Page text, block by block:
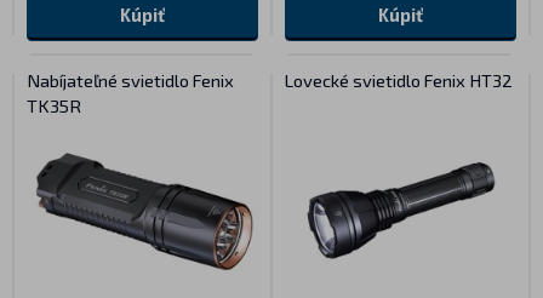
Kúpiť Kúpiť
Nabíjateľné svietidlo Fenix
TK35R
Lovecké svietidlo Fenix HT32